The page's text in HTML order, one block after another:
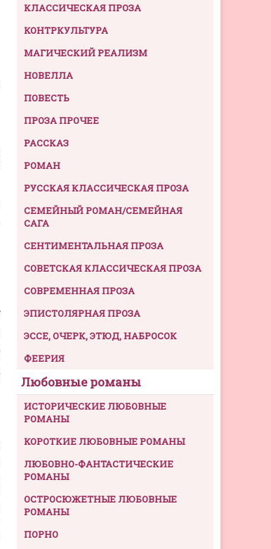
КЛАССИЧЕСКАЯ ПРОЗА
КОНТРКУЛЬТУРА
МАГИЧЕСКИЙ РЕАЛИЗМ
НОВЕЛЛА
ПОВЕСТЬ
ПРОЗА ПРОЧЕЕ
РАССКАЗ
РОМАН
РУССКАЯ КЛАССИЧЕСКАЯ ПРОЗА
СЕМЕЙНЫЙ РОМАН/СЕМЕЙНАЯ
САГА
СЕНТИМЕНТАЛЬНАЯ ПРОЗА
СОВЕТСКАЯ КЛАССИЧЕСКАЯ ПРОЗА
СОВРЕМЕННАЯ ПРОЗА
ЭПИСТОЛЯРНАЯ ПРОЗА
ЭССЕ, ОЧЕРК, ЭТЮД, НАБРОСОК
ФЕЕРИЯ
Любовные романы
ИСТОРИЧЕСКИЕ ЛЮБОВНЫЕ
РОМАНЫ
КОРОТКИЕ ЛЮБОВНЫЕ РОМАНЫ
ЛЮБОВНО-ФАНТАСТИЧЕСКИЕ
РОМАНЫ
ОСТРОСЮЖЕТНЫЕ ЛЮБОВНЫЕ
РОМАНЫ
ПОРНО